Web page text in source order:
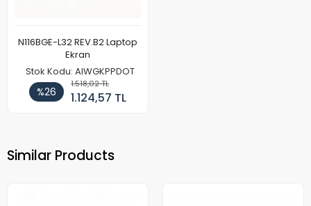
N116BGE-L32 REV.B2 Laptop
Ekran
Stok Kodu: AIWGKPPDOT
%26
1.518,02 TL
1.124,57 TL
Similar Products